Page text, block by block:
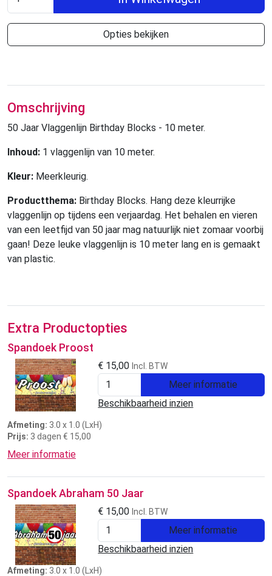
Opties bekijken
Omschrijving
50 Jaar Vlaggenlijn Birthday Blocks - 10 meter.
Inhoud: 1 vlaggenlijn van 10 meter.
Kleur: Meerkleurig.
Productthema: Birthday Blocks. Hang deze kleurrijke
vlaggenlijn op tijdens een verjaardag. Het behalen en vieren
van een leetfijd van 50 jaar mag natuurlijk niet zomaar voorbij
gaan! Deze leuke vlaggenlijn is 10 meter lang en is gemaakt
van plastic.
Extra Productopties
Spandoek Proost
€ 15,00 Incl. BTW
Meer informatie
Beschikbaarheid inzien
Afmeting: 3.0 x 1.0 (LxH)
Prijs: 3 dagen € 15,00
Meer informatie
Spandoek Abraham 50 Jaar
€ 15,00 Incl. BTW
Meer informatie
Beschikbaarheid inzien
Afmeting: 3.0 x 1.0 (LxH)